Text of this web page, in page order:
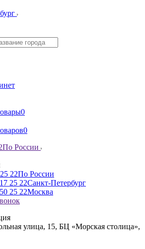
0
0
По России
22По России
25 22Санкт-Петербург
25 22Москва
улица, 15, БЦ «Морская столица»,